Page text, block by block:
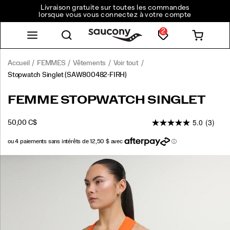
Livraison gratuite sur toutes les commandes
lorsque vous vous connectez à votre compte
2
Accueil FEMMES Vêtements
Voir tout
Stopwatch Singlet(SAW800482-FIRH)
<p>Léger,
toujours
à
repartir.
https://www.saucony.com/CA/fr_CA/stopwatch-
FEMME STOPWATCH SINGLET
50,00 C$OUTOFSTOCK 5.0 (3)